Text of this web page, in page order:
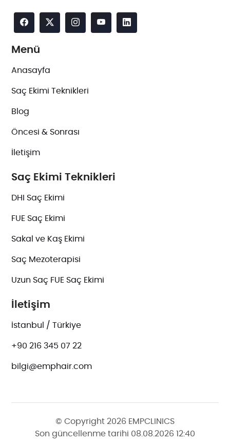
Menü
Anasayfa
Saç Ekimi Teknikleri
Blog
Öncesi & Sonrası
İletişim
Saç Ekimi Teknikleri
DHI Saç Ekimi
FUE Saç Ekimi
Sakal ve Kaş Ekimi
Saç Mezoterapisi
Uzun Saç FUE Saç Ekimi
İletişim
İstanbul / Türkiye
+90 216 345 07 22
bilgi@emphair.com
© Copyright 2026 EMPCLINICS
Son güncellenme tarihi 08.08.2026 12:40